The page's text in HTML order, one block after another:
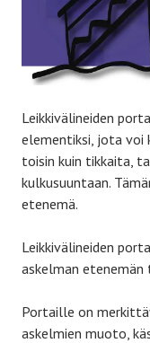
Leikkivälineiden
elementiksi, jota voi
toisin kuin tikkaita,
kulkusuuntaan.
etenemä.
Leikkivälineiden
askelman
Portaille on
askelmien muoto,